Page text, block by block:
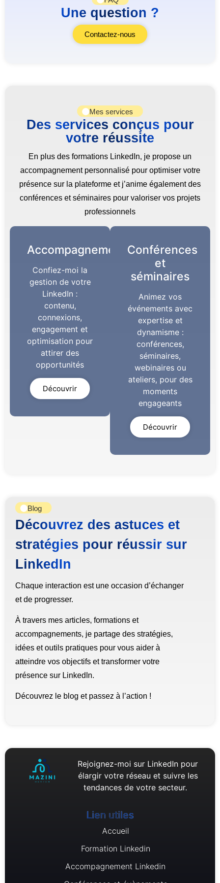
Une question ?
Contactez-nous
Mes services
Des services conçus pour
votre réussite
En plus des formations LinkedIn, je propose un
accompagnement personnalisé pour optimiser votre
présence sur la plateforme et j’anime également des
conférences et séminaires pour valoriser vos projets
professionnels
Accompagnement
Confiez-moi la
gestion de votre
LinkedIn :
contenu,
connexions,
engagement et
optimisation pour
attirer des
opportunités
Découvrir
Conférences
et
séminaires
Animez vos
événements avec
expertise et
dynamisme :
conférences,
séminaires,
webinaires ou
ateliers, pour des
moments
engageants
Découvrir
Blog
Découvrez des astuces et
stratégies pour réussir sur
LinkedIn
Chaque interaction est une occasion d’échanger
et de progresser.
À travers mes articles, formations et
accompagnements, je partage des stratégies,
idées et outils pratiques pour vous aider à
atteindre vos objectifs et transformer votre
présence sur LinkedIn.
Découvrez le blog et passez à l’action !
Rejoignez-moi sur LinkedIn pour
élargir votre réseau et suivre les
tendances de votre secteur.
Lien utiles
Accueil
Formation Linkedin
Accompagnement Linkedin